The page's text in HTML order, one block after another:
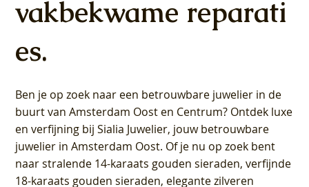
vakbekwame reparati
es.
Ben je op zoek naar een betrouwbare juwelier in de
buurt van Amsterdam Oost en Centrum? Ontdek luxe
en verfijning bij Sialia Juwelier, jouw betrouwbare
juwelier in Amsterdam Oost. Of je nu op zoek bent
naar stralende 14-karaats gouden sieraden, verfijnde
18-karaats gouden sieraden, elegante zilveren